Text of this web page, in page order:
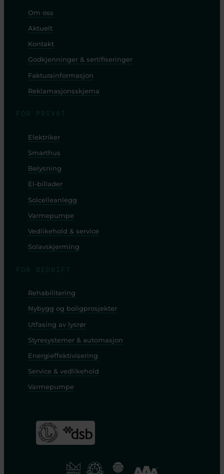
Om oss
Aktuelt
Kontakt
Godkjenninger & sertifiseringer
Fakturainformasjon
Reklamasjonsskjema
Elektriker
Smarthus
Belysning
El-billader
Solcelleanlegg
Varmepumpe
Vedlikehold & service
Solavskjerming
Rehabilitering
Nybygg og boligprosjekter
Utfasing av lysrør
Styresystemer & automasjon
Energieffektivisering
Service & vedlikehold
Varmepumpe